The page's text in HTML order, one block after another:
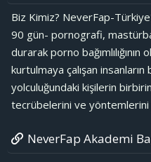
Biz Kimiz? NeverFap-
90 gün- pornografi,
durarak porno
kurtulmaya çalışan insanların
yolculuğundaki kişilerin
tecrübelerini ve yöntemlerini
NeverFap Akademi